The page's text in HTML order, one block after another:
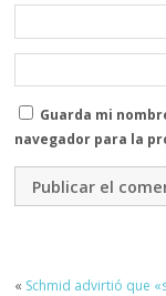
Guarda mi
navegador para la
« Schmid advirtió que